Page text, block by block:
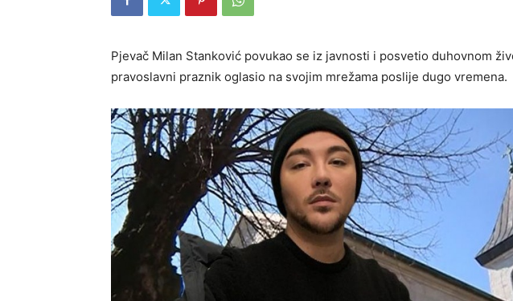
Pjevač Milan Stanković povukao se iz javnosti i posvetio duhovnom
pravoslavni praznik oglasio na svojim mrežama poslije dugo vremena.